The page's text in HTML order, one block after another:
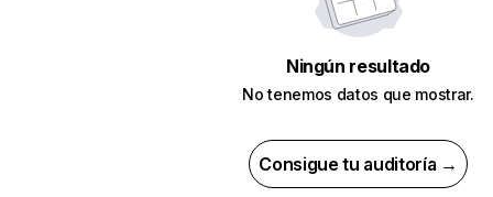
Ningún resultado
No tenemos datos que mostrar.
Consigue tu auditoría →